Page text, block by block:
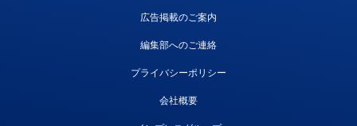
広告掲載のご案内
編集部へのご連絡
プライバシーポリシー
会社概要